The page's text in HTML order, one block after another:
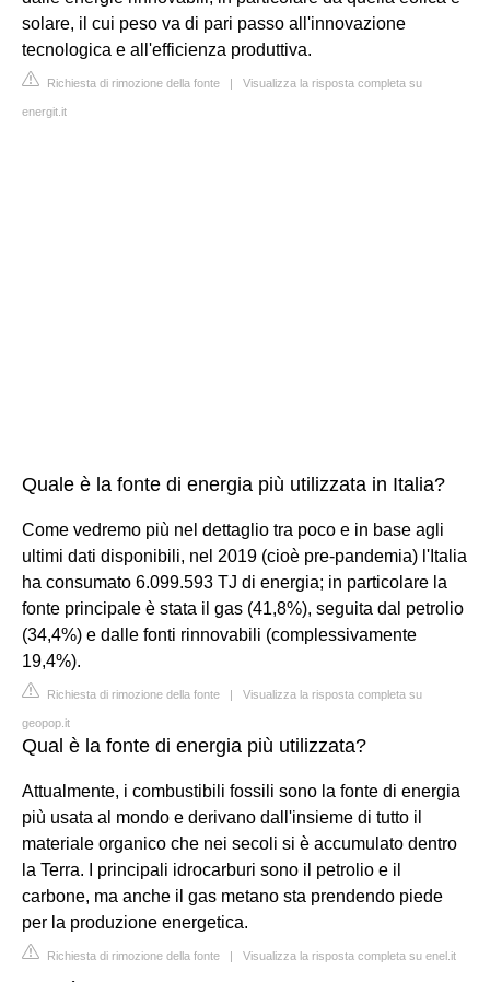
solare, il cui peso va di pari passo all'innovazione
tecnologica e all'efficienza produttiva.
Richiesta di rimozione della fonte | Visualizza la risposta completa su
energit.it
Quale è la fonte di energia più utilizzata in Italia?
Come vedremo più nel dettaglio tra poco e in base agli
ultimi dati disponibili, nel 2019 (cioè pre-pandemia) l'Italia
ha consumato 6.099.593 TJ di energia; in particolare la
fonte principale è stata il gas (41,8%), seguita dal petrolio
(34,4%) e dalle fonti rinnovabili (complessivamente
19,4%).
Richiesta di rimozione della fonte | Visualizza la risposta completa su
geopop.it
Qual è la fonte di energia più utilizzata?
Attualmente, i combustibili fossili sono la fonte di energia
più usata al mondo e derivano dall'insieme di tutto il
materiale organico che nei secoli si è accumulato dentro
la Terra. I principali idrocarburi sono il petrolio e il
carbone, ma anche il gas metano sta prendendo piede
per la produzione energetica.
Richiesta di rimozione della fonte | Visualizza la risposta completa su enel.it